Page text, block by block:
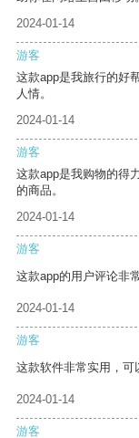
2024-01-14
游客
这款app是我旅行的好
人情。
2024-01-14
游客
这款app是我购物的得
的商品。
2024-01-14
游客
这款app的用户评论非
2024-01-14
游客
这款软件非常实用，可
2024-01-14
游客